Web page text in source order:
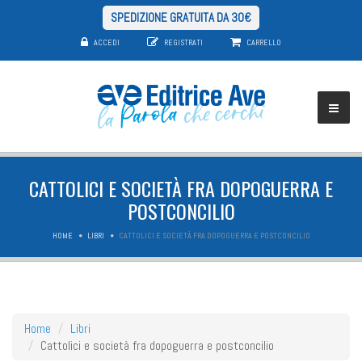
SPEDIZIONE GRATUITA DA 30€
ACCEDI REGISTRATI CARRELLO
CATTOLICI E SOCIETÀ FRA DOPOGUERRA E
POSTCONCILIO
HOME LIBRI CATTOLICI E SOCIETÀ FRA DOPOGUERRA E POSTCONCILIO
Home
Libri
Cattolici e società fra dopoguerra e postconcilio